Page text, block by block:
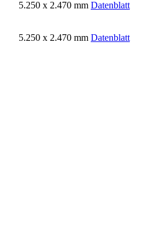
5.250 x 2.470 mm Datenblatt
5.250 x 2.470 mm Datenblatt